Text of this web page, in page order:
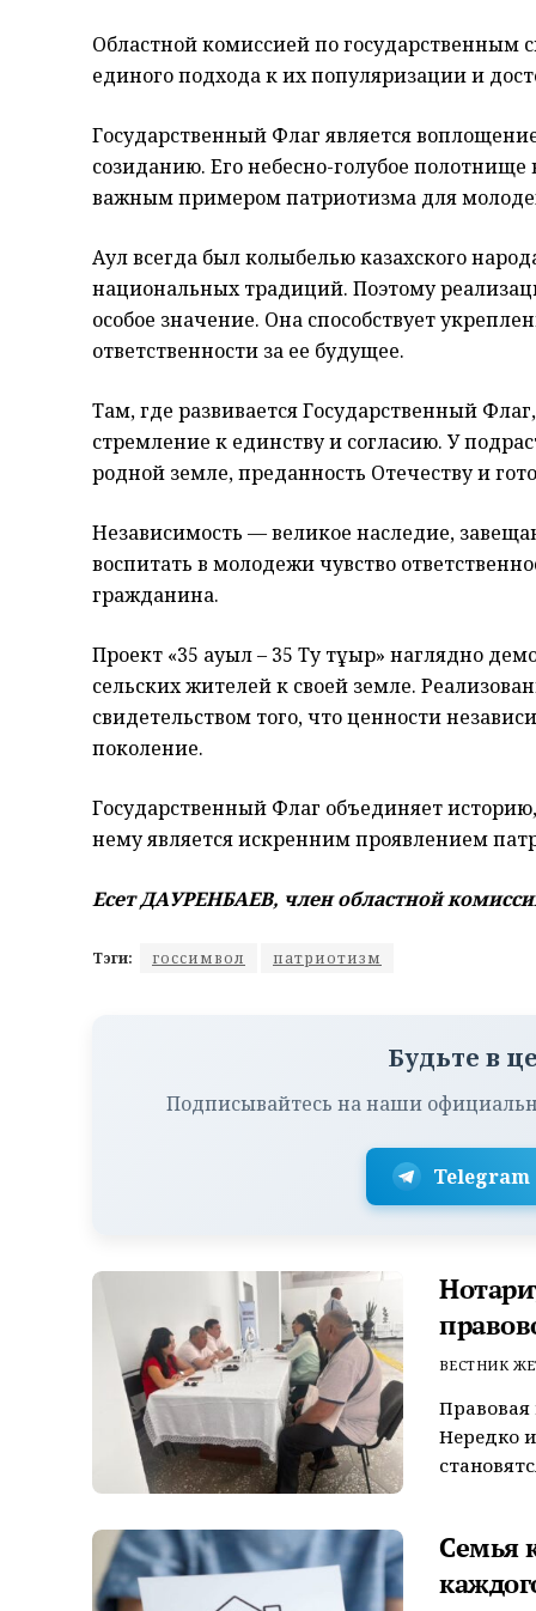
Областной комиссией по
единого подхода к их популяризации и
Государственный Флаг является
созиданию. Его небесно-голубое полотнище
важным примером патриотизма для
Аул всегда был колыбелью казахского
национальных традиций. Поэтому
особое значение. Она способствует
ответственности за ее будущее.
Там, где развивается Государственный
стремление к единству и согласию. У
родной земле, преданность Отечеству и
Независимость — великое наследие,
воспитать в молодежи чувство
гражданина.
Проект «35 ауыл – 35 Ту тұғыр» наглядно
сельских жителей к своей земле.
свидетельством того, что ценности
поколение.
Государственный Флаг объединяет
нему является искренним проявлением
Есет ДАУРЕНБАЕВ, член областной
Тэги: госсимвол патриотизм
Будьте в
Подписывайтесь на наши
Telegram
ВЕСТНИК
Правовая
Нередко
Семья